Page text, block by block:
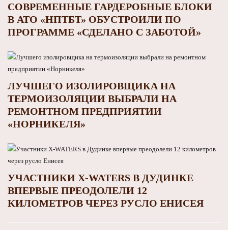
СОВРЕМЕННЫЕ ГАРДЕРОБНЫЕ БЛОКИ
В АТО «НПТБТ» ОБУСТРОИЛИ ПО
ПРОГРАММЕ «СДЕЛАНО С ЗАБОТОЙ»
ЛУЧШЕГО ИЗОЛИРОВЩИКА НА
ТЕРМОИЗОЛЯЦИИ ВЫБРАЛИ НА
РЕМОНТНОМ ПРЕДПРИЯТИИ
«НОРНИКЕЛЯ»
УЧАСТНИКИ X-WATERS В ДУДИНКЕ
ВПЕРВЫЕ ПРЕОДОЛЕЛИ 12
КИЛОМЕТРОВ ЧЕРЕЗ РУСЛО ЕНИСЕЯ